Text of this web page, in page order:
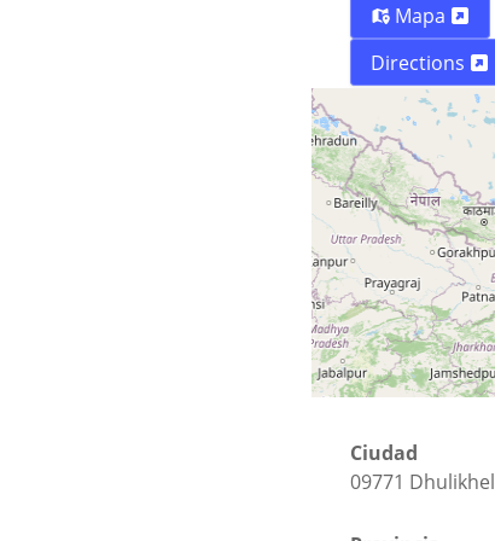
Mapa
Directions
Calle
KU road
Ciudad
09771 Dhulikhel